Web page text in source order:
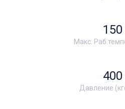
Макс.
150
Давление
400